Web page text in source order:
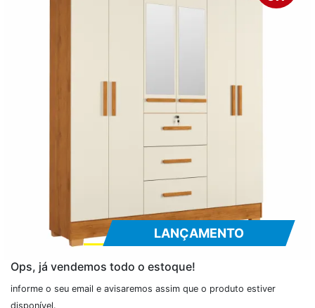
LANÇAMENTO
Ops, já vendemos todo o estoque!
informe o seu email e avisaremos assim que o produto estiver
disponível.